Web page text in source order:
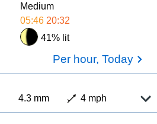
Medium
05:46 20:32
41% lit
Per hour, Today
4.3 mm 4 mph